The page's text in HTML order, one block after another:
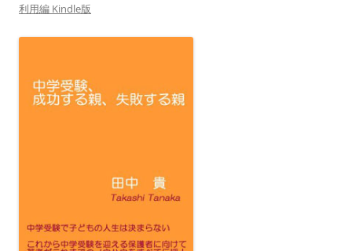
利用編 Kindle版